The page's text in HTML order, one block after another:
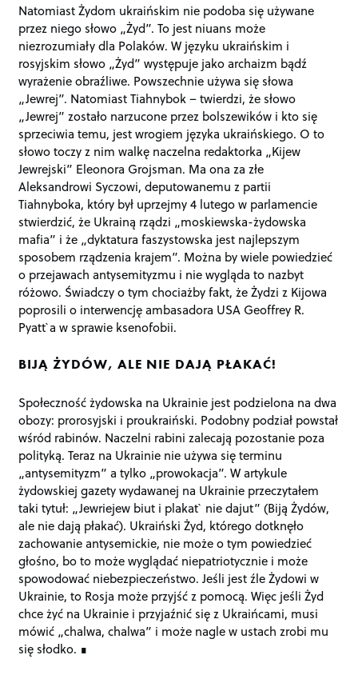
Natomiast Żydom ukraińskim nie podoba się używane
przez niego słowo „Żyd”. To jest niuans może
niezrozumiały dla Polaków. W języku ukraińskim i
rosyjskim słowo „Żyd” występuje jako archaizm bądź
wyrażenie obraźliwe. Powszechnie używa się słowa
„Jewrej”. Natomiast Tiahnybok – twierdzi, że słowo
„Jewrej” zostało narzucone przez bolszewików i kto się
sprzeciwia temu, jest wrogiem języka ukraińskiego. O to
słowo toczy z nim walkę naczelna redaktorka „Kijew
Jewrejski” Eleonora Grojsman. Ma ona za złe
Aleksandrowi Syczowi, deputowanemu z partii
Tiahnyboka, który był uprzejmy 4 lutego w parlamencie
stwierdzić, że Ukrainą rządzi „moskiewska-żydowska
mafia” i że „dyktatura faszystowska jest najlepszym
sposobem rządzenia krajem”. Można by wiele powiedzieć
o przejawach antysemityzmu i nie wygląda to nazbyt
różowo. Świadczy o tym chociażby fakt, że Żydzi z Kijowa
poprosili o interwencję ambasadora USA Geoffrey R.
Pyatt`a w sprawie ksenofobii.
BIJĄ ŻYDÓW, ALE NIE DAJĄ PŁAKAĆ!
Społeczność żydowska na Ukrainie jest podzielona na dwa
obozy: prorosyjski i proukraiński. Podobny podział powstał
wśród rabinów. Naczelni rabini zalecają pozostanie poza
polityką. Teraz na Ukrainie nie używa się terminu
„antysemityzm” a tylko „prowokacja”. W artykule
żydowskiej gazety wydawanej na Ukrainie przeczytałem
taki tytuł: „Jewriejew biut i plakat` nie dajut” (Biją Żydów,
ale nie dają płakać). Ukraiński Żyd, którego dotknęło
zachowanie antysemickie, nie może o tym powiedzieć
głośno, bo to może wyglądać niepatriotycznie i może
spowodować niebezpieczeństwo. Jeśli jest źle Żydowi w
Ukrainie, to Rosja może przyjść z pomocą. Więc jeśli Żyd
chce żyć na Ukrainie i przyjaźnić się z Ukraińcami, musi
mówić „chalwa, chalwa” i może nagle w ustach zrobi mu
się słodko.